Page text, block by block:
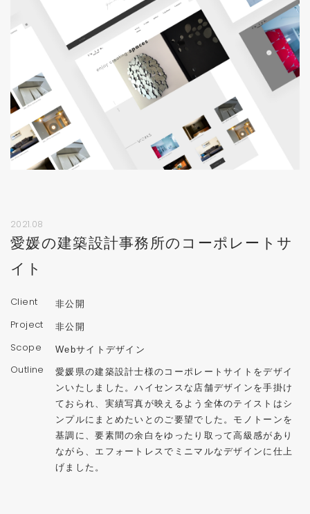
2021.08
愛媛の建築設計事務所のコーポレートサ
イト
Client 非公開
Project 非公開
Scope Webサイトデザイン
Outline
愛媛県の建築設計士様のコーポレートサイトをデザイ
ンいたしました。ハイセンスな店舗デザインを手掛け
ておられ、実績写真が映えるよう全体のテイストはシ
ンプルにまとめたいとのご要望でした。モノトーンを
基調に、要素間の余白をゆったり取って高級感があり
ながら、エフォートレスでミニマルなデザインに仕上
げました。